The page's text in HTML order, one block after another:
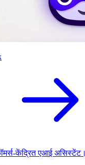
केंद्रित एआई असिस्टेंट।